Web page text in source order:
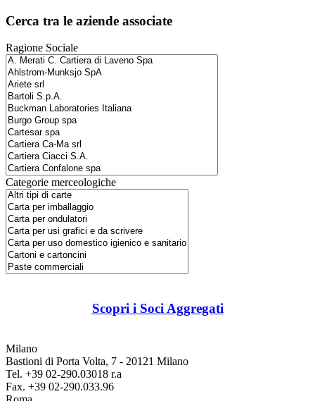
Cerca tra le aziende associate
Ragione Sociale
Categorie merceologiche
Scopri i Soci Aggregati
Milano
Bastioni di Porta Volta, 7 - 20121 Milano
Tel. +39 02-290.03018 r.a
Fax. +39 02-290.033.96